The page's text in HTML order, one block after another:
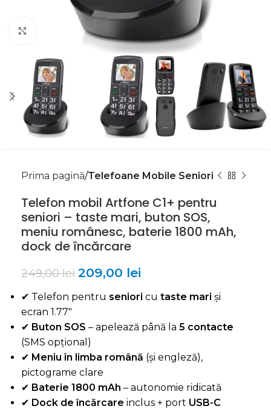
Mărește imaginea
Prima pagină Telefoane Mobile Seniori
Telefon mobil Artfone C1+ pentru
seniori – taste mari, buton SOS,
meniu românesc, baterie 1800 mAh,
dock de încărcare
249,00lei 209,00 lei
✔ Telefon pentru seniori cu taste mari și
ecran 1.77″
✔ Buton SOS – apelează până la 5 contacte
(SMS opțional)
✔ Meniu în limba română (și engleză),
pictograme clare
✔ Baterie 1800 mAh – autonomie ridicată
✔ Dock de încărcare inclus + port USB-C